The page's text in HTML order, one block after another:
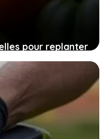
pour replanter
maison
pleine de saveurs